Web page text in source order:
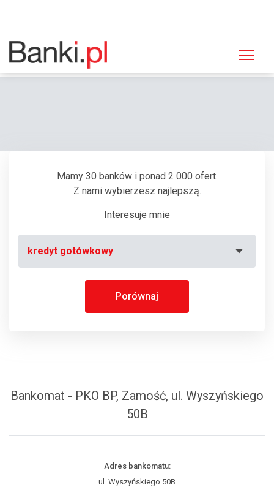
Strona główna
Bankomat PKO BP, Zamość, ul. Wyszyńskiego 50B
Mamy 30 banków i ponad 2 000 ofert.
Z nami wybierzesz najlepszą.
Interesuje mnie
kredyt gotówkowy
Porównaj
Bankomat - PKO BP, Zamość, ul. Wyszyńskiego
50B
Adres bankomatu:
ul. Wyszyńskiego 50B